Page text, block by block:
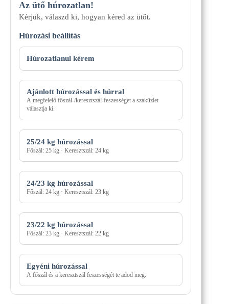
Az ütő húrozatlan!
Kérjük, válaszd ki, hogyan kéred az ütőt.
Húrozási beállítás
Húrozási
módHúrozatlanul kérem
Ajánlott húrozással és húrral
A megfelelő főszál-/keresztszál-feszességet a szaküzlet
választja ki.
25/24 kg húrozással
Főszál: 25 kg · Keresztszál: 24 kg
24/23 kg húrozással
Főszál: 24 kg · Keresztszál: 23 kg
23/22 kg húrozással
Főszál: 23 kg · Keresztszál: 22 kg
Egyéni húrozással
A főszál és a keresztszál feszességét te adod meg.